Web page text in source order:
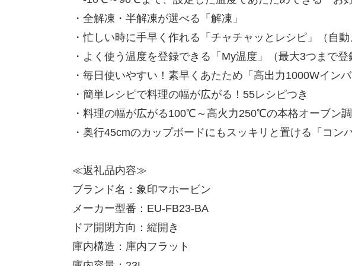
・全解凍・半解凍が選べる「解凍」
・忙しい時に手早く作れる「チャチャッとレシピ」（自
・よく使う温度を登録できる「My温度」（最大3つまで登
・毎日使いやすい！素早くあたため「高出力1000Wインバ
・簡単レシピで料理の幅が広がる！55レシピつき
・料理の幅が広がる100℃～高火力250℃の本格オーブン
・奥行45cmのカップボードにもスッキリと置ける「コン
≪返礼品内容≫
ブランド名：象印マホービン
メーカー型番：EU-FB23-BA
ドア開閉方向：縦開き
庫内構造：庫内フラット